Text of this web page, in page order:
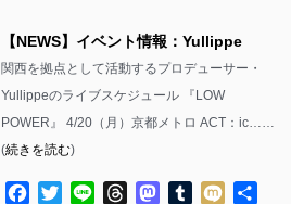
【NEWS】イベント情報：Yullippe
関西を拠点として活動するプロデューサー・
Yullippeのライブスケジュール 『LOW
POWER』 4/20（月）京都メトロ ACT：ic……
(続きを読む)
Facebook
TwitterLine ThreadsMastodon
Tumblr
Mixi